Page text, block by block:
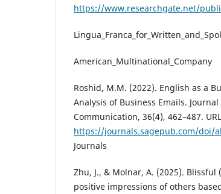
https://www.researchgate.net/
American_Multinational_Company
Roshid, M.M. (2022). English as a
Analysis of Business Emails.
Communication, 36(4), 462–487.
https://journals.sagepub.com/doi/
Journals
Zhu, J., & Molnar, A. (2025).
positive impressions of others